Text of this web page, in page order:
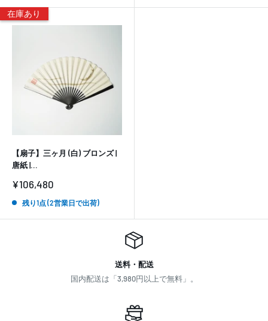
在庫あり
【扇子】三ヶ月 (白) ブロンズ |
唐紙 |...
販
価
¥106,480
残り1点 (2営業日で出荷)
送料・配送
国内配送は「3,980円以上で無料」。